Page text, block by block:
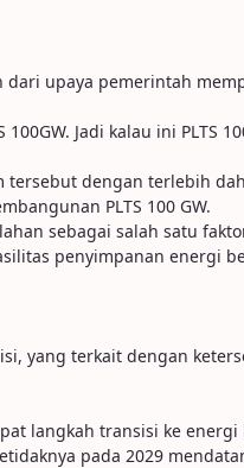
upaya pemerintah
Jadi kalau ini
dengan terlebih
PLTS 100 GW.
sebagai salah satu
penyimpanan energi
yang terkait dengan
langkah transisi ke
pada 2029